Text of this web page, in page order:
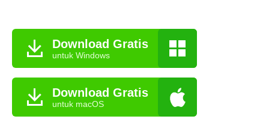
Download Gratis
untuk Windows
Download Gratis
untuk macOS